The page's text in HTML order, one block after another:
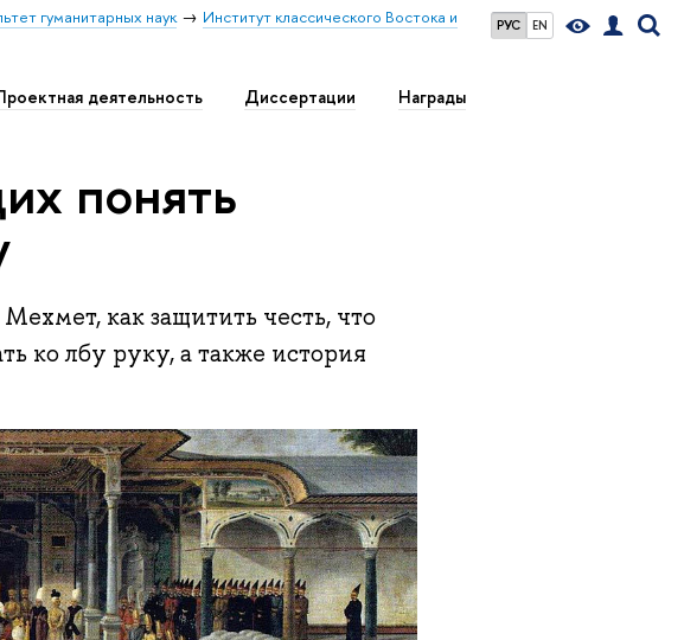
РУС EN
гуманитарных наук
Институт классического Востока и
деятельность Диссертации Награды
понять
как защитить честь, что
ко лбу руку, а также история